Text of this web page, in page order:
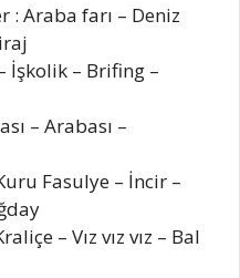
: Araba farı – Deniz
İşkolik – Brifing –
– Arabası –
Fasulye – İncir –
– Vız vız vız – Bal